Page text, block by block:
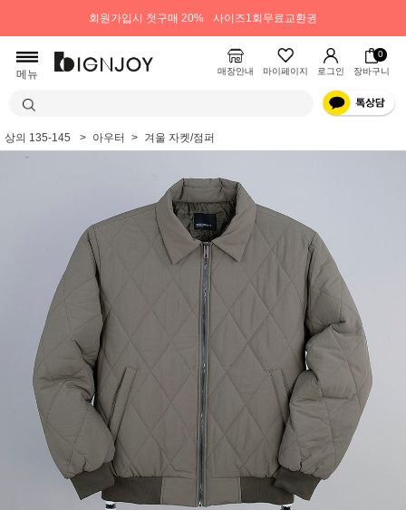
회원가입시 첫구매 20% 사이즈1회무료교환권
메뉴 매장안내 마이페이지 로그인
0
장바구니
상의 135-145 아우터 겨울 자켓/점퍼